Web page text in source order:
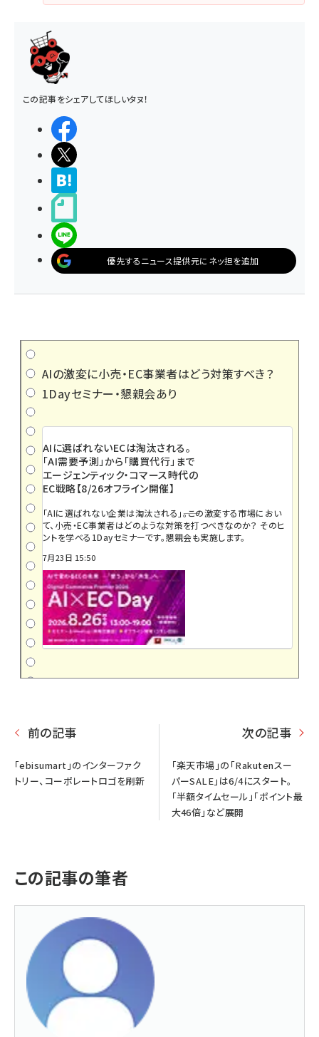
この記事をシェアしてほしいタヌ！
優先するニュース提供元にネッ担を追加
AIの激変に小売・EC事業者はどう対策すべき？
1Dayセミナー・懇親会あり
AIに選ばれないECは淘汰される。
「AI需要予測」から「購買代行」まで
エージェンティック・コマース時代の
EC戦略【8/26オフライン開催】
「AIに選ばれない企業は淘汰される」――。この激変する市場におい
て、小売・EC事業者はどのような対策を打つべきなのか？ そのヒ
ントを学べる1Dayセミナーです。懇親会も実施します。
7月23日 15:50
前の記事
「ebisumart」のインターファク
トリー、コーポレートロゴを刷新
次の記事
「楽天市場」の「Rakutenスー
パーSALE」は6/4にスタート。
「半額タイムセール」「ポイント最
大46倍」など展開
この記事の筆者